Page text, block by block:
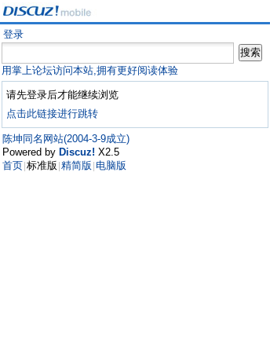
登录
用掌上论坛访问本站,拥有更好阅读体验
请先登录后才能继续浏览
点击此链接进行跳转
陈坤同名网站(2004-3-9成立)
Powered by Discuz! X2.5
首页 标准版 精简版 电脑版